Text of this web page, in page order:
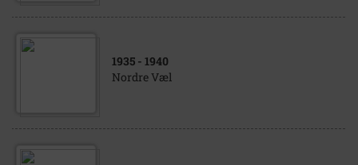
1935 - 1940
Nordre Væl